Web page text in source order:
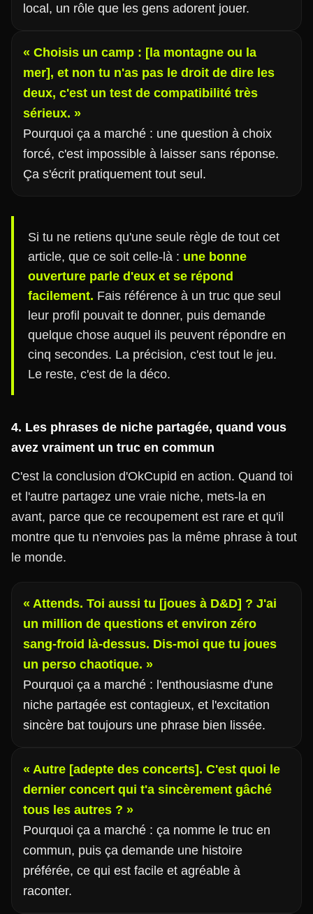
local, un rôle que les gens adorent jouer.
« Choisis un camp : [la montagne ou la
mer], et non tu n'as pas le droit de dire les
deux, c'est un test de compatibilité très
sérieux. »
Pourquoi ça a marché : une question à choix
forcé, c'est impossible à laisser sans réponse.
Ça s'écrit pratiquement tout seul.
Si tu ne retiens qu'une seule règle de tout cet
article, que ce soit celle-là : une bonne
ouverture parle d'eux et se répond
facilement. Fais référence à un truc que seul
leur profil pouvait te donner, puis demande
quelque chose auquel ils peuvent répondre en
cinq secondes. La précision, c'est tout le jeu.
Le reste, c'est de la déco.
4. Les phrases de niche partagée, quand vous
avez vraiment un truc en commun
C'est la conclusion d'OkCupid en action. Quand toi
et l'autre partagez une vraie niche, mets-la en
avant, parce que ce recoupement est rare et qu'il
montre que tu n'envoies pas la même phrase à tout
le monde.
« Attends. Toi aussi tu [joues à D&D] ? J'ai
un million de questions et environ zéro
sang-froid là-dessus. Dis-moi que tu joues
un perso chaotique. »
Pourquoi ça a marché : l'enthousiasme d'une
niche partagée est contagieux, et l'excitation
sincère bat toujours une phrase bien lissée.
« Autre [adepte des concerts]. C'est quoi le
dernier concert qui t'a sincèrement gâché
tous les autres ? »
Pourquoi ça a marché : ça nomme le truc en
commun, puis ça demande une histoire
préférée, ce qui est facile et agréable à
raconter.